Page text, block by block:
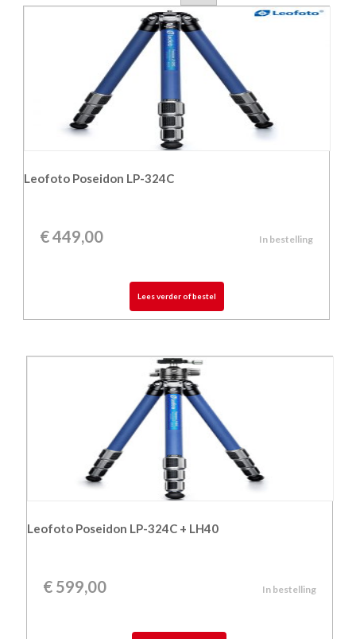
Leofoto Poseidon LP-324C
€449,00 In bestelling
Lees verder of bestel
Leofoto Poseidon LP-324C + LH40
€599,00 In bestelling